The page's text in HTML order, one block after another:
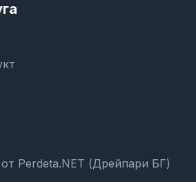
Perdeta.NET (Дрейпари БГ)